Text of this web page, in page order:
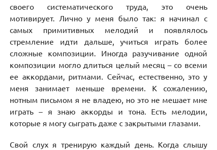
своего систематического труда, это очень
мотивирует. Лично у меня было так: я начинал с
самых примитивных мелодий и появлялось
стремление идти дальше, учиться играть более
сложные композиции. Иногда разучивание одной
композиции могло длиться целый месяц – со всеми
ее аккордами, ритмами. Сейчас, естественно, это у
меня занимает меньше времени. К сожалению,
нотным письмом я не владею, но это не мешает мне
играть – я знаю аккорды и тона. Есть мелодии,
которые я могу сыграть даже с закрытыми глазами.
Свой слух я тренирую каждый день. Когда слышу